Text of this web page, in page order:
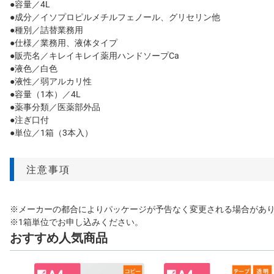
●容量／4L
●成分／イソプロピルメチルフェノール、グリセリン他
●種別／詰替業務用
●仕様／業務用、液体タイプ
●販売名／キレイキレイ薬用ハンドソープCa
●液色／白色
●液性／弱アルカリ性
●容量（1本）／4L
●薬事分類／医薬部外品
●注ぎ口付
●単位／1箱（3本入）
注意事項
※メーカーの都合によりパッケージが予告なく変更される場合があ
※1箱単位でお申し込みください。
おすすめ人気商品